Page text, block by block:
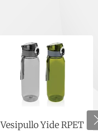
Vesipullo Yide RPET